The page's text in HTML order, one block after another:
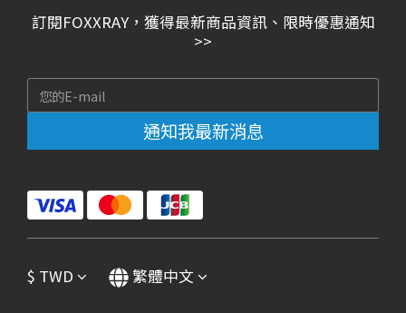
訂閱FOXXRAY，獲得最新商品資訊、限時優惠通知
>>
通知我最新消息
$ TWD 繁體中文